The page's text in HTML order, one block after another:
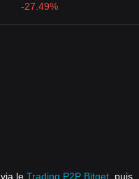
-27.49%
le Trading P2P Bitget , puis